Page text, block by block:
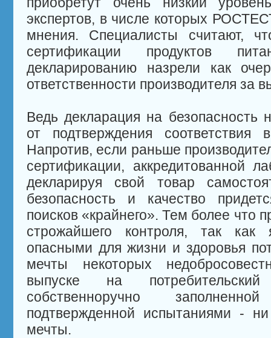
экспертов, в числе которых
мнения. Специалисты считают,
сертификации продуктов
декларированию назрели как
ответственности производителя за
Ведь декларация на безопасность
от подтверждения соответствия
Напротив, если раньше
сертификации, аккредитованной
декларируя свой товар
безопасность и качество
поисков «крайнего». Тем более что
строжайшего контроля, так как
опасными для жизни и здоровья
мечты некоторых
выпуске на
собственноручно
подтвержденной испытаниями -
мечты.